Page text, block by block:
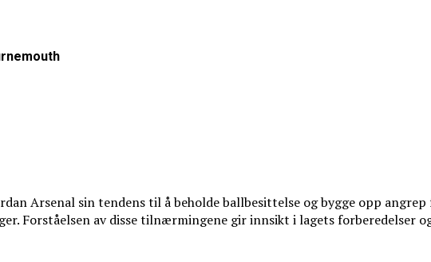
Arsenal sin tendens til å beholde ballbesittelse og bygge opp
Forståelsen av disse tilnærmingene gir innsikt i lagets forberedelser